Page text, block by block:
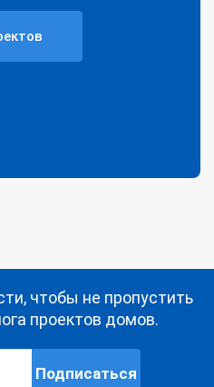
чтобы не пропустить
проектов домов.
Подписаться